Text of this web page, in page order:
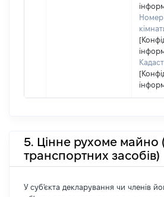
5. Цінне рухоме майно
транспортних засобів)
У суб'єкта декларування чи членів